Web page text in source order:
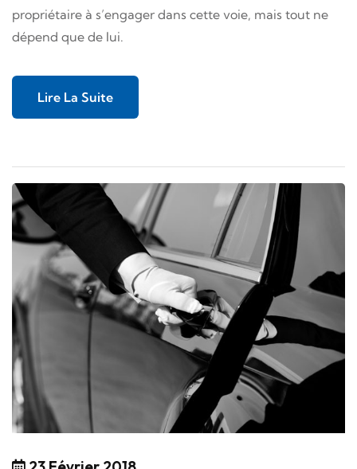
propriétaire à s’engager dans cette voie, mais tout ne
dépend que de lui.
Lire La Suite